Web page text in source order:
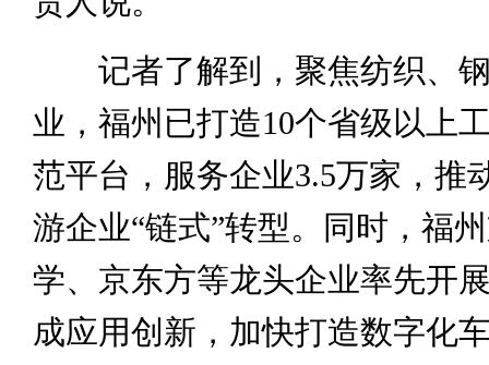
记者了解到，聚焦纺织、钢
业，福州已打造10个省级以上
范平台，服务企业3.5万家，推
游企业“链式”转型。同时，福
学、京东方等龙头企业率先开
成应用创新，加快打造数字化